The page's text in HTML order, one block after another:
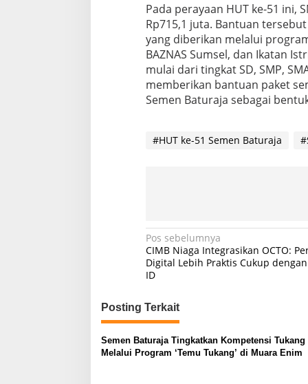
Pada perayaan HUT ke-51 ini,
Rp715,1 juta. Bantuan
yang diberikan melalui
BAZNAS Sumsel, dan Ikatan
mulai dari tingkat SD, SMP,
memberikan bantuan paket
Semen Baturaja sebagai
#HUT ke-51 Semen Baturaja
N
a
v
i
g
a
s
Pos sebelumnya
CIMB Niaga Integrasikan OCTO:
Digital Lebih Praktis Cukup
ID
Posting Terkait
Semen Baturaja Tingkatkan Kompetensi Tukang
Melalui Program ‘Temu Tukang’ di Muara Enim